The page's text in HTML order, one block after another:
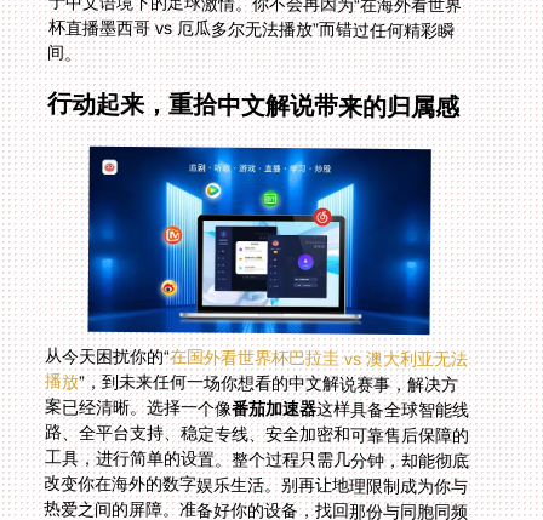
间。
行动起来，重拾中文解说带来的归属感
从今天困扰你的“在国外看世界杯巴拉圭 vs 澳大利亚无法
播放”，到未来任何一场你想看的中文解说赛事，解决方
案已经清晰。选择一个像番茄加速器这样具备全球智能线
路、全平台支持、稳定专线、安全加密和可靠售后保障的
工具，进行简单的设置。整个过程只需几分钟，却能彻底
改变你在海外的数字娱乐生活。别再让地理限制成为你与
热爱之间的屏障。准备好你的设备，找回那份与同胞同频